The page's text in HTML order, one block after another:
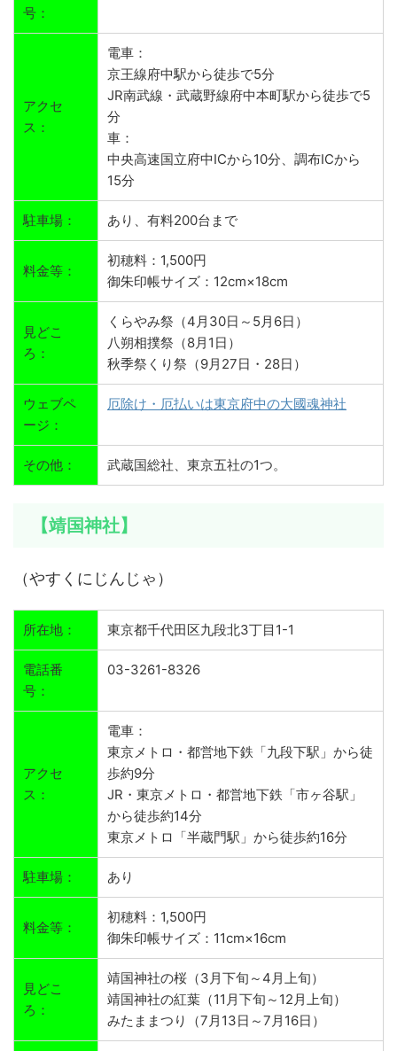
号：
アクセ
ス：
電車：
京王線府中駅から徒歩で5分
JR南武線・武蔵野線府中本町駅から徒歩で5
分
車：
中央高速国立府中ICから10分、調布ICから
15分
駐車場： あり、有料200台まで
料金等：
初穂料：1,500円
御朱印帳サイズ：12cm×18cm
見どこ
ろ：
くらやみ祭（4月30日～5月6日）
八朔相撲祭（8月1日）
秋季祭くり祭（9月27日・28日）
ウェブペ
ージ：
厄除け・厄払いは東京府中の大國魂神社
その他： 武蔵国総社、東京五社の1つ。
【靖国神社】
（やすくにじんじゃ）
所在地： 東京都千代田区九段北3丁目1-1
電話番
号：
03-3261-8326
アクセ
ス：
電車：
東京メトロ・都営地下鉄「九段下駅」から徒
歩約9分
JR・東京メトロ・都営地下鉄「市ヶ谷駅」
から徒歩約14分
東京メトロ「半蔵門駅」から徒歩約16分
駐車場： あり
料金等：
初穂料：1,500円
御朱印帳サイズ：11cm×16cm
見どこ
ろ：
靖国神社の桜（3月下旬～4月上旬）
靖国神社の紅葉（11月下旬～12月上旬）
みたままつり（7月13日～7月16日）